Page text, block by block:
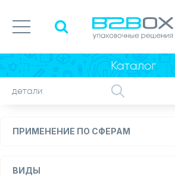
Каталог
ПРИМЕНЕНИЕ ПО СФЕРАМ
ВИДЫ